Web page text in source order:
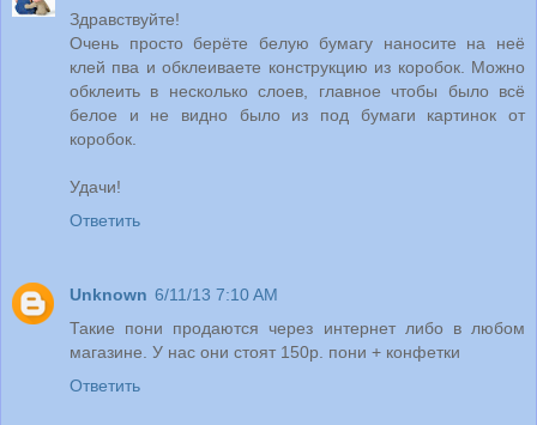
Здравствуйте!
Очень просто берёте белую бумагу наносите на неё
клей пва и обклеиваете конструкцию из коробок. Можно
обклеить в несколько слоев, главное чтобы было всё
белое и не видно было из под бумаги картинок от
коробок.
Удачи!
Ответить
Unknown 6/11/13 7:10 AM
Такие пони продаются через интернет либо в любом
магазине. У нас они стоят 150р. пони + конфетки
Ответить